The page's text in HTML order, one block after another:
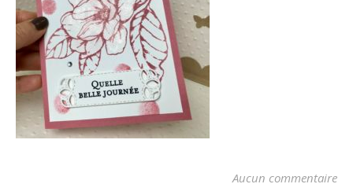
Aucun commentaire